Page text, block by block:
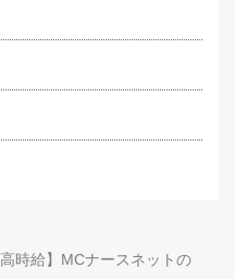
高時給】MCナースネットの